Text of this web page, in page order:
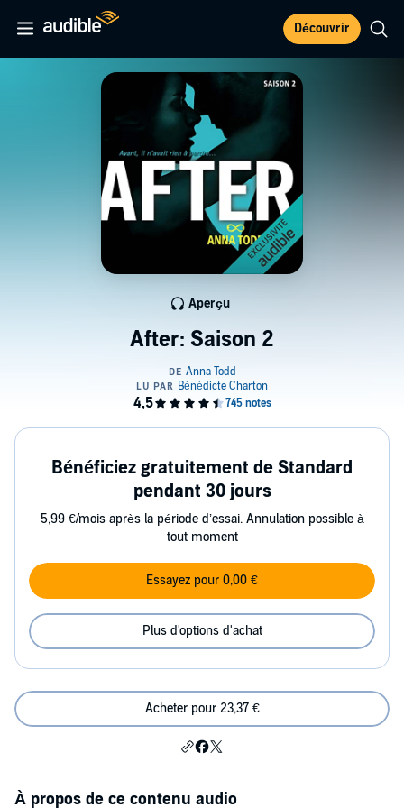
Découvrir
After: Saison 2
Aperçu
Bénéficiez gratuitement de Standard
pendant 30 jours
5,99 €/mois après la période d’essai. Annulation possible à
tout moment
Essayez pour 0,00 €
Plus d'options d'achat
Acheter pour 23,37 €
À propos de ce contenu audio